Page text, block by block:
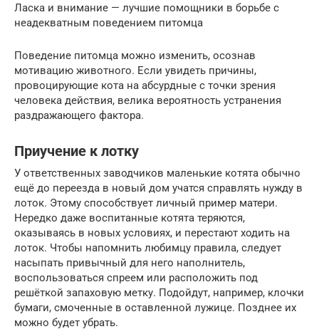
Ласка и внимание — лучшие помощники в борьбе с
неадекватным поведением питомца
Поведение питомца можно изменить, осознав
мотивацию животного. Если увидеть причины,
провоцирующие кота на абсурдные с точки зрения
человека действия, велика вероятность устранения
раздражающего фактора.
Приучение к лотку
У ответственных заводчиков маленькие котята обычно
ещё до переезда в новый дом учатся справлять нужду в
лоток. Этому способствует личный пример матери.
Нередко даже воспитанные котята теряются,
оказываясь в новых условиях, и перестают ходить на
лоток. Чтобы напомнить любимцу правила, следует
насыпать привычный для него наполнитель,
воспользоваться спреем или расположить под
решёткой запаховую метку. Подойдут, например, клочки
бумаги, смоченные в оставленной лужице. Позднее их
можно будет убрать.